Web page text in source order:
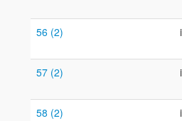
56 (2)
57 (2)
58 (2)